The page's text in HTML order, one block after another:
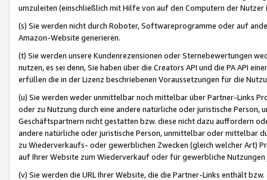
umzuleiten (einschließlich mit Hilfe von auf den Computern der
(s) Sie werden nicht durch Roboter, Softwareprogramme oder auf
Amazon-Website generieren.
(t) Sie werden unsere Kundenrezensionen oder Sternebewertungen
nutzen, es sei denn, Sie haben über die Creators API und die PA API
erfüllen die in der Lizenz beschriebenen Voraussetzungen für die
(u) Sie werden weder unmittelbar noch mittelbar über Partner-Links
oder zu Nutzung durch eine andere natürliche oder juristische
Geschäftspartnern nicht gestatten bzw. diese nicht dazu auffordern
andere natürliche oder juristische Person, unmittelbar oder mittelbar
zu Wiederverkaufs- oder gewerblichen Zwecken (gleich welcher Art)
auf Ihrer Website zum Wiederverkauf oder für gewerbliche
(v) Sie werden die URL Ihrer Website, die die Partner-Links enthält